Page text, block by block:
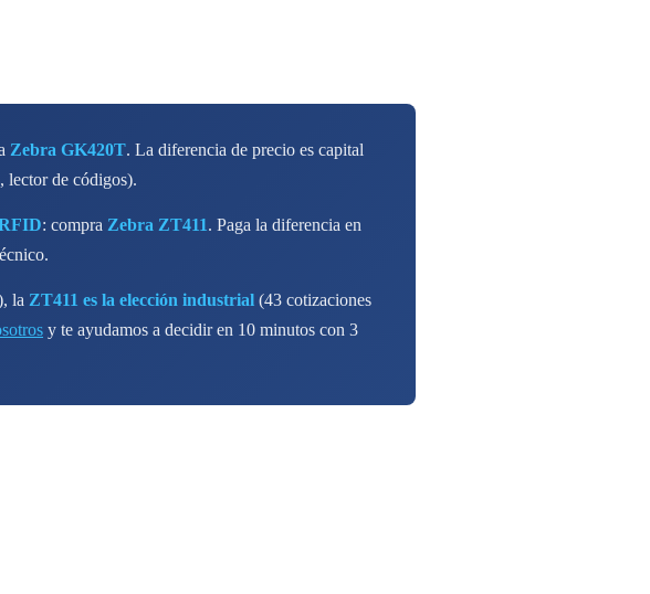
Zebra GK420T. La diferencia de precio es capital
lector de códigos).
: compra Zebra ZT411. Paga la diferencia en
la ZT411 es la elección industrial (43 cotizaciones
y te ayudamos a decidir en 10 minutos con 3